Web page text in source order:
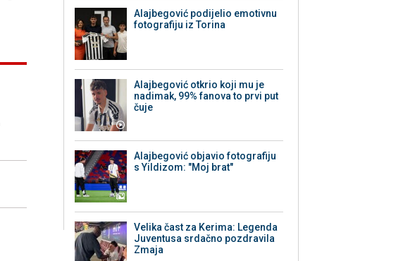
Alajbegović podijelio emotivnu
fotografiju iz Torina
Alajbegović otkrio koji mu je
nadimak, 99% fanova to prvi put
čuje
Alajbegović objavio fotografiju
s Yildizom: "Moj brat"
Velika čast za Kerima: Legenda
Juventusa srdačno pozdravila
Zmaja